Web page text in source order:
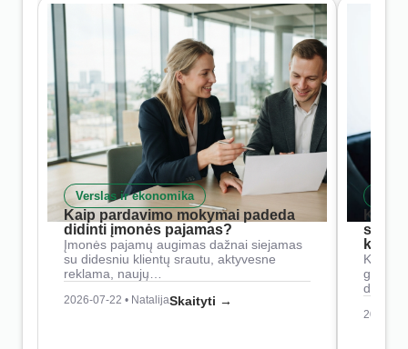
Verslas ir ekonomika
Kaip pardavimo mokymai padeda
didinti įmonės pajamas?
Įmonės pajamų augimas dažnai siejamas
su didesniu klientų srautu, aktyvesne
reklama, naujų…
2026-07-22 • NatalijaSkaityti →
Kaip
2026-